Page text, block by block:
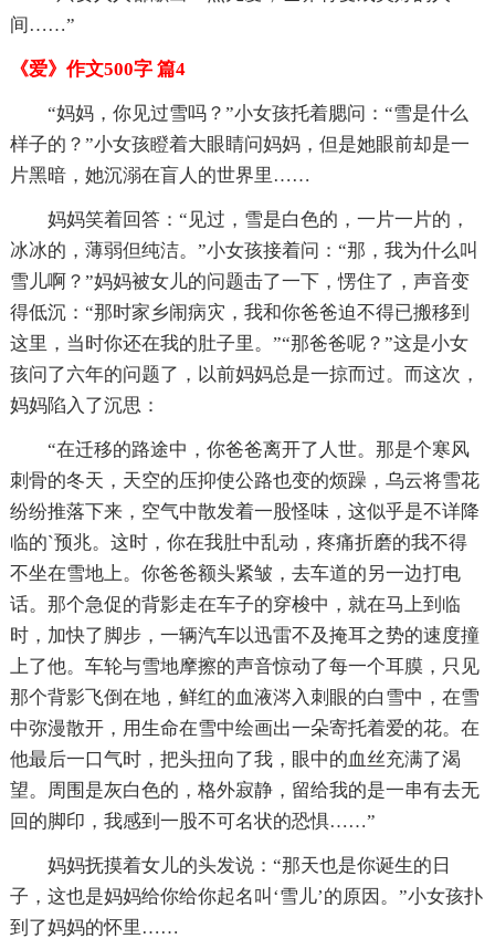
间……”
《爱》作文500字 篇4
“妈妈，你见过雪吗？”小女孩托着腮问：“雪是什么
样子的？”小女孩瞪着大眼睛问妈妈，但是她眼前却是一
片黑暗，她沉溺在盲人的世界里……
妈妈笑着回答：“见过，雪是白色的，一片一片的，
冰冰的，薄弱但纯洁。”小女孩接着问：“那，我为什么叫
雪儿啊？”妈妈被女儿的问题击了一下，愣住了，声音变
得低沉：“那时家乡闹病灾，我和你爸爸迫不得已搬移到
这里，当时你还在我的肚子里。”“那爸爸呢？”这是小女
孩问了六年的问题了，以前妈妈总是一掠而过。而这次，
妈妈陷入了沉思：
“在迁移的路途中，你爸爸离开了人世。那是个寒风
刺骨的冬天，天空的压抑使公路也变的烦躁，乌云将雪花
纷纷推落下来，空气中散发着一股怪味，这似乎是不详降
临的`预兆。这时，你在我肚中乱动，疼痛折磨的我不得
不坐在雪地上。你爸爸额头紧皱，去车道的另一边打电
话。那个急促的背影走在车子的穿梭中，就在马上到临
时，加快了脚步，一辆汽车以迅雷不及掩耳之势的速度撞
上了他。车轮与雪地摩擦的声音惊动了每一个耳膜，只见
那个背影飞倒在地，鲜红的血液涔入刺眼的白雪中，在雪
中弥漫散开，用生命在雪中绘画出一朵寄托着爱的花。在
他最后一口气时，把头扭向了我，眼中的血丝充满了渴
望。周围是灰白色的，格外寂静，留给我的是一串有去无
回的脚印，我感到一股不可名状的恐惧……”
妈妈抚摸着女儿的头发说：“那天也是你诞生的日
子，这也是妈妈给你给你起名叫‘雪儿’的原因。”小女孩扑
到了妈妈的怀里……